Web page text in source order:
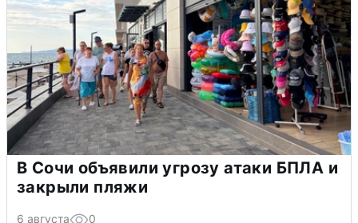
В Сочи объявили угрозу атаки БПЛА и
закрыли пляжи
6 августа 0